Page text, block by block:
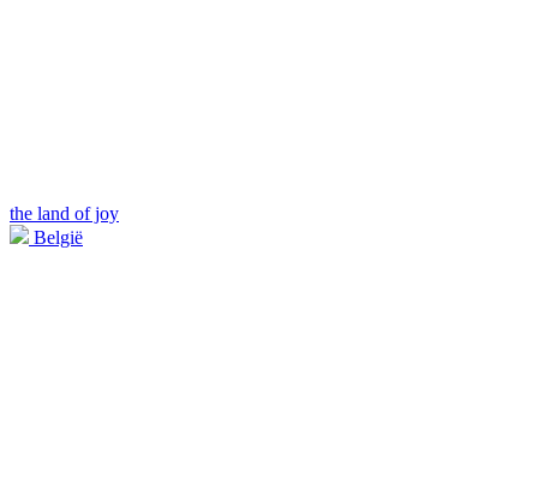
the land of joy
België